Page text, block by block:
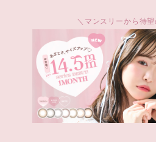
＼マンスリーから待